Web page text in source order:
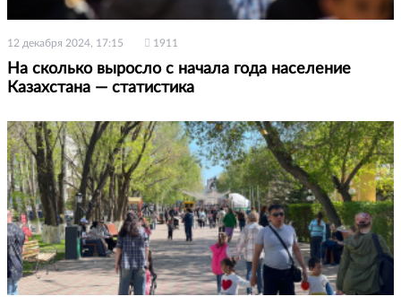
12 декабря 2024, 17:15 1911
На сколько выросло с начала года население
Казахстана — статистика